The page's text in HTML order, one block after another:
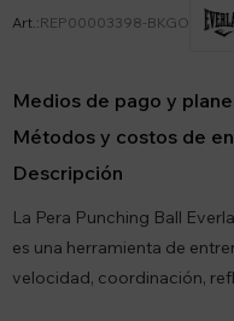
REP00003398-BKGO
Medios de pago y
Métodos y costos de
Descripción
La Pera Punching Ball
es una herramienta de
velocidad, coordinación,